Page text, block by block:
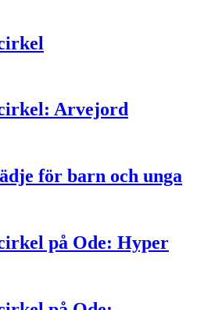
Arvejord
för barn och unga
på Ode: Hyper